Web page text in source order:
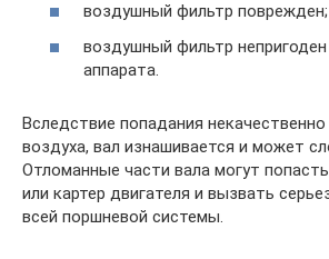
воздушный фильтр поврежден;
воздушный фильтр
аппарата.
Вследствие попадания
воздуха, вал изнашивается и может
Отломанные части вала могут
или картер двигателя и вызвать
всей поршневой системы.